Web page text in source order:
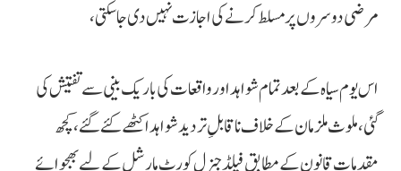
مرضی دوسروں پر مسلط کرنے کی اجازت نہیں دی جاسکتی،
اس یوم سیاہ کے بعد تمام شواہد اور واقعات کی باریک بینی سے تفتیش کی
گئی، ملوث ملزمان کے خلاف ناقابلِ تردید شواہد اکٹھے کئے گئے، کچھ
مقدمات قانون کے مطابق فیلڈ جنرل کورٹ مارشل کے لیے بھجوائے